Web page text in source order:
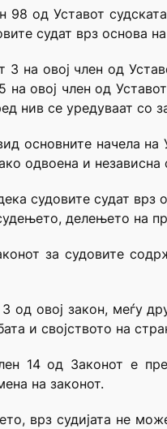
98 од Уставот
судат врз основа
3 на овој член од
на овој член од
нив се уредуваат со
основните начела
одвоена и независна
судовите судат
делењето на
за судовите
од овој закон, меѓу
и својството на
14 од Законот е
на законот.
врз судијата не